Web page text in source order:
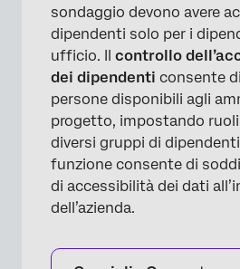
sondaggio devono avere
dipendenti solo per i
ufficio. Il controllo
dei dipendenti consente
persone disponibili agli
progetto, impostando
diversi gruppi di
funzione consente di
di accessibilità dei dati
dell’azienda.